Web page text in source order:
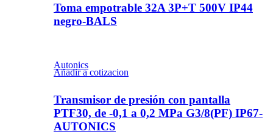
Toma empotrable 32A 3P+T 500V IP44
negro-BALS
Autonics
Añadir a cotizacion
Transmisor de presión con pantalla
PTF30, de -0,1 a 0,2 MPa G3/8(PF) IP67-
AUTONICS